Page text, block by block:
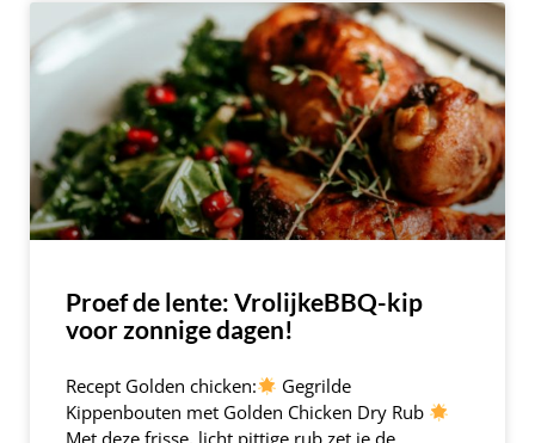
Proef de lente: VrolijkeBBQ-kip
voor zonnige dagen!
Recept Golden chicken:
Gegrilde
Kippenbouten met Golden Chicken Dry Rub
Met deze frisse, licht pittige rub zet je de